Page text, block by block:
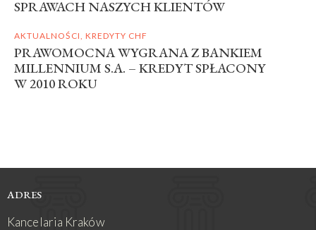
SPRAWACH NASZYCH KLIENTÓW
AKTUALNOŚCI KREDYTY CHF
PRAWOMOCNA WYGRANA Z BANKIEM
MILLENNIUM S.A. – KREDYT SPŁACONY
W 2010 ROKU
ADRES
Kancelaria Kraków